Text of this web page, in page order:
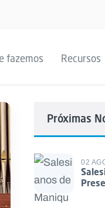
fazemos Recursos
Próximas
02